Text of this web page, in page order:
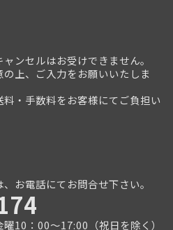
ンセルはお受けできません。
上、ご入力をお願いいたしま
・手数料をお客様にてご負担い
、お電話にてお問合せ下さい。
10：00～17:00（祝日を除く）